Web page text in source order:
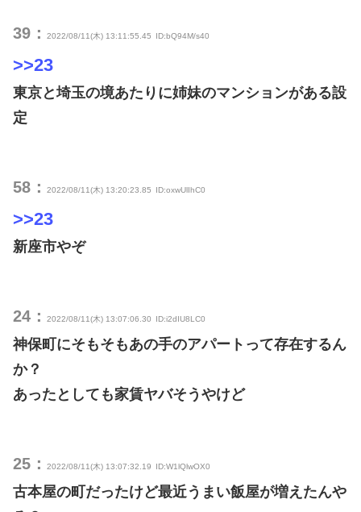
39： 2022/08/11(木) 13:11:55.45 ID:bQ94M/s40
>>23
東京と埼玉の境あたりに姉妹のマンションがある設
定
58： 2022/08/11(木) 13:20:23.85 ID:oxwUlIhC0
>>23
新座市やぞ
24： 2022/08/11(木) 13:07:06.30 ID:i2dIU8LC0
神保町にそもそもあの手のアパートって存在するん
か？
あったとしても家賃ヤバそうやけど
25： 2022/08/11(木) 13:07:32.19 ID:W1lQlwOX0
古本屋の町だったけど最近うまい飯屋が増えたんや